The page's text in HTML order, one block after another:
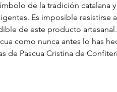
de la tradición catalana
Es imposible resistirse
de este producto
como nunca antes lo has
de Pascua Cristina de